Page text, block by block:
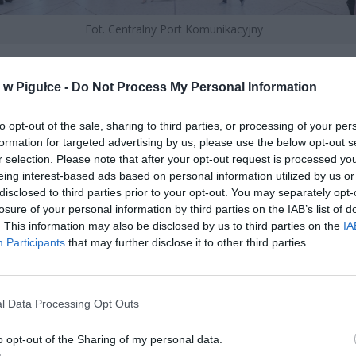
Pigułce - Do Not Process My Personal Information
opt-out of the sale, sharing to third parties, or processing of your
for targeted advertising by us, please use the below opt-out
selection. Please note that after your opt-out request is processed
interest-based ads based on personal information utilized by us
to third parties prior to your opt-out. You may separately
of your personal information by third parties on the IAB’s list of
This information may also be disclosed by us to third parties on the
Participants that may further disclose it to other third parties.
Data Processing Opt Outs
opt-out of the Sharing of my personal data.
Fot. Centralny Port Komunikacyjny
milionów przyszłych pasażerów, firm transportowych i regionów
z inwestycją. W pierwszych zdaniach trzeba powiedzieć wprost.
nazwy, lecz sygnał nowego etapu jednego z największych
infrastrukturalnych w Polsce.
ad